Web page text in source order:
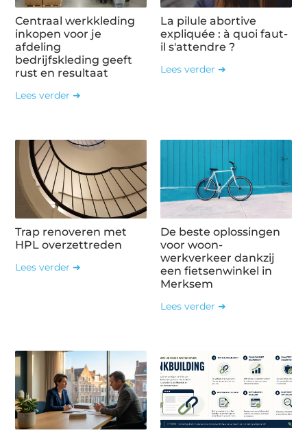
Centraal werkkleding
inkopen voor je
afdeling
bedrijfskleding geeft
rust en resultaat
Lees verder ➜
La pilule abortive
expliquée : à quoi faut-
il s'attendre ?
Lees verder ➜
Trap renoveren met
HPL overzettreden
Lees verder ➜
De beste oplossingen
voor woon-
werkverkeer dankzij
een fietsenwinkel in
Merksem
Lees verder ➜